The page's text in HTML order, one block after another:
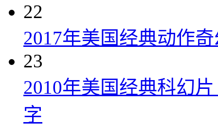
22
2017年美国经典动作
23
2010年美国经典科幻
字